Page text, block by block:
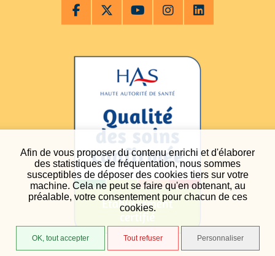
Afin de vous proposer du contenu enrichi et d'élaborer
des statistiques de fréquentation, nous sommes
susceptibles de déposer des cookies tiers sur votre
machine. Cela ne peut se faire qu'en obtenant, au
préalable, votre consentement pour chacun de ces
cookies.
OK, tout accepter Tout refuser Personnaliser